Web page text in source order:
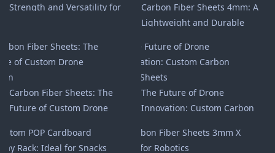
Strength and Versatility for
Carbon Fiber Sheets 4mm: A
Lightweight and Durable
Performance Applications
Carbon Fiber Sheets: The
Future of Custom Drone
The Future of Drone
Innovation: Custom Carbon